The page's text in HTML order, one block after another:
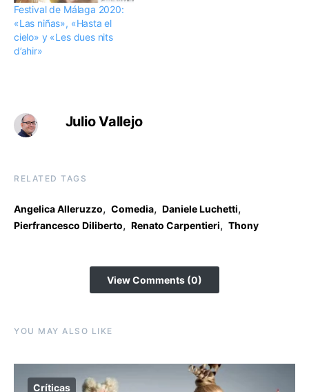
Festival de Málaga 2020:
«Las niñas», «Hasta el
cielo» y «Les dues nits
d’ahir»
Julio Vallejo
RELATED TAGS
Angelica Alleruzzo, Comedia, Daniele Luchetti,
Pierfrancesco Diliberto, Renato Carpentieri, Thony
View Comments (0)
YOU MAY ALSO LIKE
Críticas